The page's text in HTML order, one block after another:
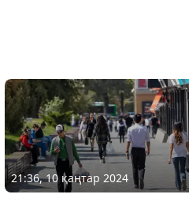
21:36, 10 қаңтар 2024